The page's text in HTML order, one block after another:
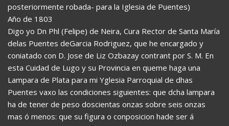
posteriormente robada- para la Iglesia de Puentes)
Año de 1803
Digo yo Dn Phl (Felipe) de Neira, Cura Rector de Santa María
delas Puentes deGarcia Rodriguez, que he encargado y
coniatado con D. Jose de Liz Ozbazay contrant por S. M. En
esta Cuidad de Lugo y su Provincia en queme haga una
Lampara de Plata para mi Yglesia Parroquial de dhas
Puentes vaxo las condiciones siguientes: que dcha lampara
ha de tener de peso doscientas onzas sobre seis onzas
mas ó menos: que su figura o conposicion hade ser á